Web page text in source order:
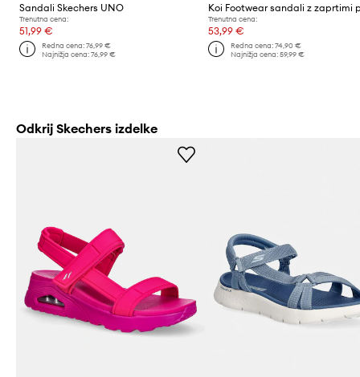
Sandali Skechers UNO
Trenutna cena:
51,99 €
Redna cena:76,99 €
Najnižja cena:76,99 €
Trenutna cena:
53,99 €
Redna cena: 74,90 €
Najnižja cena: 59,99 €
Odkrij Skechers izdelke